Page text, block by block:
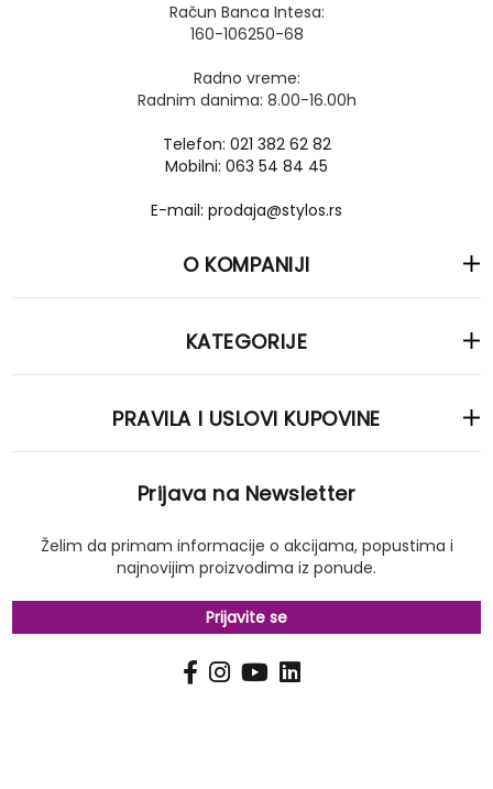
Račun Banca Intesa:
160-106250-68
Radno vreme:
Radnim danima: 8.00-16.00h
Telefon: 021 382 62 82
Mobilni: 063 54 84 45
E-mail: prodaja@stylos.rs
O KOMPANIJI
KATEGORIJE
PRAVILA I USLOVI KUPOVINE
Prijava na Newsletter
Želim da primam informacije o akcijama, popustima i
najnovijim proizvodima iz ponude.
Prijavite se